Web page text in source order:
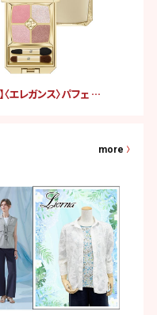
【予告】〈エレガンス〉パフェ クルール パレット
more